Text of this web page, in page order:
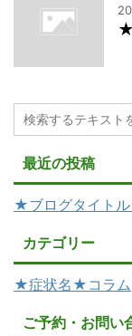
最近の投稿
★ブログタイト
カテゴリー
★症状名★コラム
ご予約・お問い